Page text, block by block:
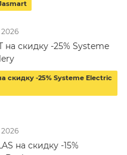
2026
скидку -25% Systeme
скидку -25% Systeme Electric
2026
на скидку -15%